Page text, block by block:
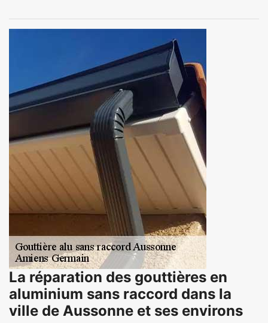
La réparation des gouttières en
aluminium sans raccord dans la
ville de Aussonne et ses environs